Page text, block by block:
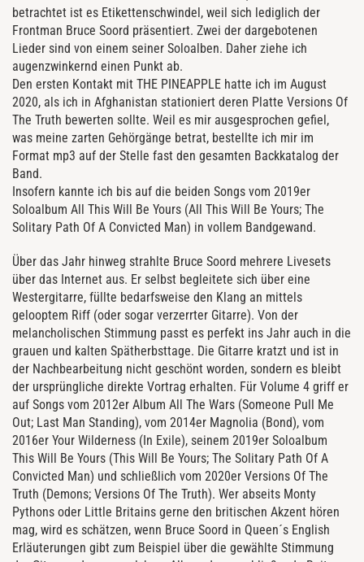
betrachtet ist es Etikettenschwindel, weil sich lediglich der
Frontman Bruce Soord präsentiert. Zwei der dargebotenen
Lieder sind von einem seiner Soloalben. Daher ziehe ich
augenzwinkernd einen Punkt ab.
Den ersten Kontakt mit THE PINEAPPLE hatte ich im August
2020, als ich in Afghanistan stationiert deren Platte Versions Of
The Truth bewerten sollte. Weil es mir ausgesprochen gefiel,
was meine zarten Gehörgänge betrat, bestellte ich mir im
Format mp3 auf der Stelle fast den gesamten Backkatalog der
Band.
Insofern kannte ich bis auf die beiden Songs vom 2019er
Soloalbum All This Will Be Yours (All This Will Be Yours; The
Solitary Path Of A Convicted Man) in vollem Bandgewand.
Über das Jahr hinweg strahlte Bruce Soord mehrere Livesets
über das Internet aus. Er selbst begleitete sich über eine
Westergitarre, füllte bedarfsweise den Klang an mittels
gelooptem Riff (oder sogar verzerrter Gitarre). Von der
melancholischen Stimmung passt es perfekt ins Jahr auch in die
grauen und kalten Spätherbsttage. Die Gitarre kratzt und ist in
der Nachbearbeitung nicht geschönt worden, sondern es bleibt
der ursprüngliche direkte Vortrag erhalten. Für Volume 4 griff er
auf Songs vom 2012er Album All The Wars (Someone Pull Me
Out; Last Man Standing), vom 2014er Magnolia (Bond), vom
2016er Your Wilderness (In Exile), seinem 2019er Soloalbum
This Will Be Yours (This Will Be Yours; The Solitary Path Of A
Convicted Man) und schließlich vom 2020er Versions Of The
Truth (Demons; Versions Of The Truth). Wer abseits Monty
Pythons oder Little Britains gerne den britischen Akzent hören
mag, wird es schätzen, wenn Bruce Soord in Queen´s English
Erläuterungen gibt zum Beispiel über die gewählte Stimmung